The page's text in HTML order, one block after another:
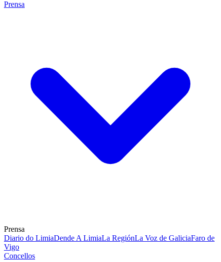
Prensa
Prensa
Diario do LimiaDende A LimiaLa RegiónLa Voz de GaliciaFaro de
Vigo
Concellos